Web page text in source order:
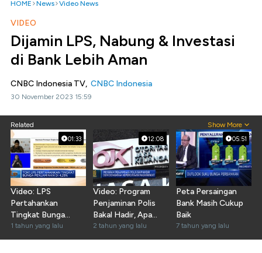
HOME News Video News
VIDEO
Dijamin LPS, Nabung & Investasi
di Bank Lebih Aman
CNBC Indonesia TV, CNBC Indonesia
30 November 2023 15:59
Related Show More
01:33
Video: LPS
Pertahankan
Tingkat Bunga
Penjaminan di
4,25%
1 tahun yang lalu
12:08
Video: Program
Penjaminan Polis
Bakal Hadir, Apa
Untungnya Bagi RI?
2 tahun yang lalu
05:51
Peta Persaingan
Bank Masih Cukup
Baik
7 tahun yang lalu